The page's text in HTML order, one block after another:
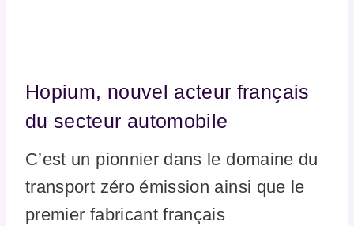
Hopium, nouvel acteur français
du secteur automobile
C’est un pionnier dans le domaine du
transport zéro émission ainsi que le
premier fabricant français